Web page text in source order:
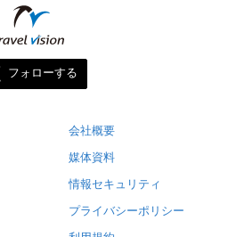
フォローする
会社概要
媒体資料
情報セキュリティ
プライバシーポリシー